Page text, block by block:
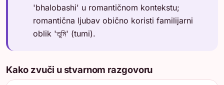
'bhalobashi' u romantičnom kontekstu;
romantična ljubav obično koristi familijarni
oblik 'তুমি' (tumi).
Kako zvuči u stvarnom razgovoru